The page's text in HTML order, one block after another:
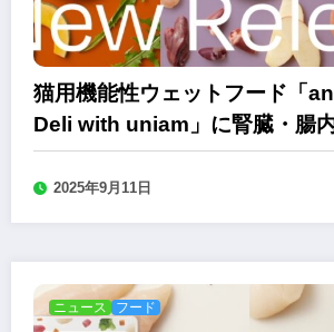
猫用機能性ウェットフード「
Deli with uniam」に腎臓・腸
ルケア3種
2025年9月11日
ニュース フード